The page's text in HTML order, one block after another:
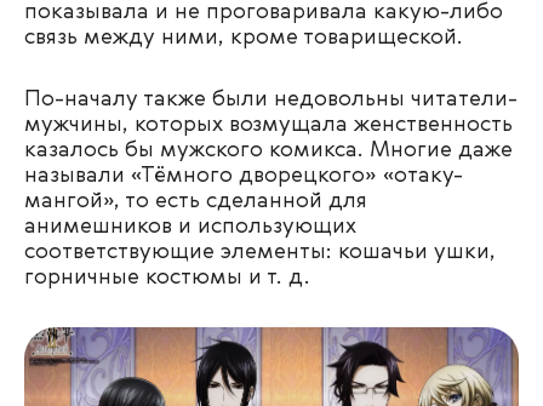
показывала и не проговаривала какую-либо
связь между ними, кроме товарищеской.
По-началу также были недовольны читатели-
мужчины, которых возмущала женственность
казалось бы мужского комикса. Многие даже
называли «Тёмного дворецкого» «отаку-
мангой», то есть сделанной для
анимешников и использующих
соответствующие элементы: кошачьи ушки,
горничные костюмы и т. д.